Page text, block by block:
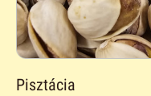
Pisztácia